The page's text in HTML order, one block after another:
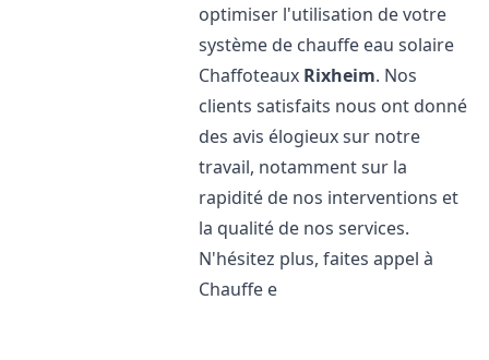
optimiser l'utilisation de votre
système de chauffe eau solaire
Chaffoteaux Rixheim. Nos
clients satisfaits nous ont donné
des avis élogieux sur notre
travail, notamment sur la
rapidité de nos interventions et
la qualité de nos services.
N'hésitez plus, faites appel à
Chauffe e